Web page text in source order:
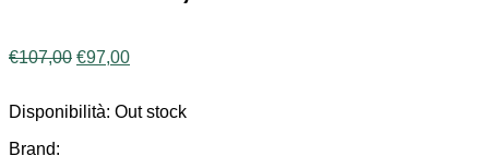
€107,00 Il
era:
€97,00Il
è:
Disponibilità: Out stock
Brand: